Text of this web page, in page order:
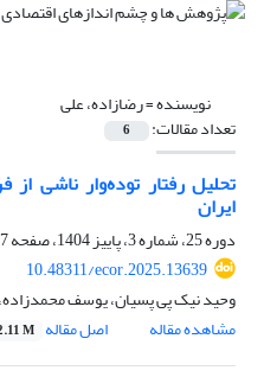
نویسنده =رضازاده، علی
تعداد مقالات: 6
تحلیل رفتار توده‌وار ناشی
ایران
دوره 25، شماره 3، پاییز 1404، صفحه
10.48311/ecor.2025.13639
وحید نیک پی پسیان، یوسف
مشاهده مقاله
اصل مقاله M